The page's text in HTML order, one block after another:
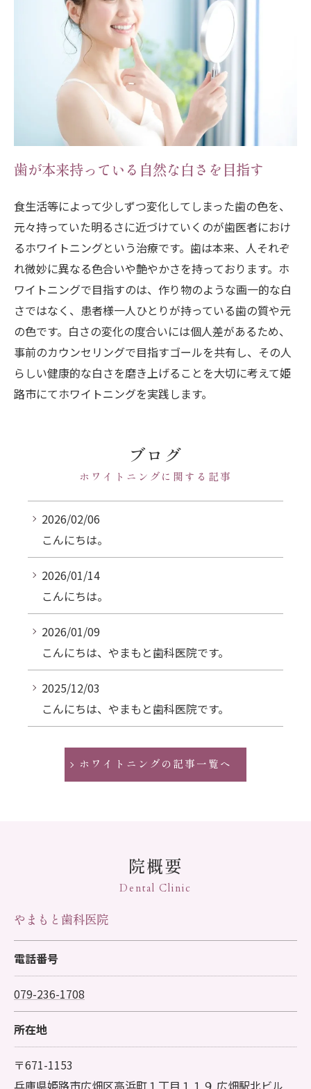
歯が本来持っている自然な白さを目指す
食生活等によって少しずつ変化してしまった歯の色を、
元々持っていた明るさに近づけていくのが歯医者におけ
るホワイトニングという治療です。歯は本来、人それぞ
れ微妙に異なる色合いや艶やかさを持っております。ホ
ワイトニングで目指すのは、作り物のような画一的な白
さではなく、患者様一人ひとりが持っている歯の質や元
の色です。白さの変化の度合いには個人差があるため、
事前のカウンセリングで目指すゴールを共有し、その人
らしい健康的な白さを磨き上げることを大切に考えて姫
路市にてホワイトニングを実践します。
ブログ
ホワイトニングに関する記事
2026/02/06
こんにちは。
2026/01/14
こんにちは。
2026/01/09
こんにちは、やまもと歯科医院です。
2025/12/03
こんにちは、やまもと歯科医院です。
ホワイトニングの記事一覧へ
院概要
Dental Clinic
やまもと歯科医院
電話番号
079-236-1708
所在地
〒671-1153
兵庫県姫路市広畑区高浜町１丁目１１９ 広畑駅北ビル